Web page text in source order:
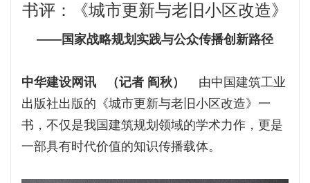
书评：《城市更新与老旧小区改造》
——国家战略规划实践与公众传播创新路径
中华建设网讯 （记者 阎秋） 由中国建筑工业
出版社出版的《城市更新与老旧小区改造》一
书，不仅是我国建筑规划领域的学术力作，更是
一部具有时代价值的知识传播载体。